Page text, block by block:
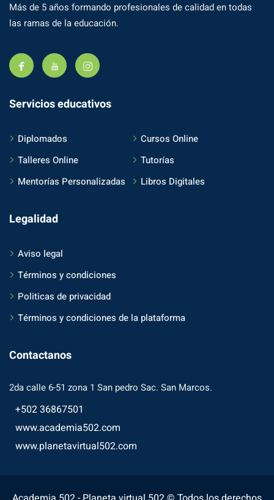
Más de 5 años formando profesionales de calidad en todas
las ramas de la educación.
Servicios educativos
Diplomados
Cursos Online
Talleres Online
Tutorías
Mentorías Personalizadas
Libros Digitales
Legalidad
Aviso legal
Términos y condiciones
Politicas de privacidad
Términos y condiciones de la plataforma
Contactanos
2da calle 6-51 zona 1 San pedro Sac. San Marcos.
+502 36867501
www.academia502.com
www.planetavirtual502.com